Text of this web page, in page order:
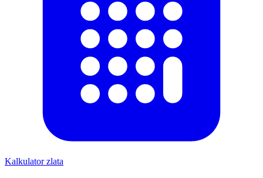
Kalkulator zlata